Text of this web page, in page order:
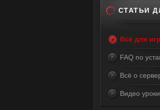
СТАТЬИ
Всё для
FAQ по
Всё о
Видео уроки